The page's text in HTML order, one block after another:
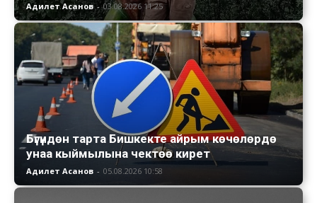
Адилет Асанов - 03.08.2026 11:25
Бүгүндөн тарта Бишкекте айрым көчөлөрдө
унаа кыймылына чектөө кирет
Адилет Асанов - 05.08.2026 10:58